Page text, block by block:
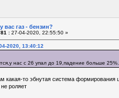
вас газ - бензин?
: 27-04-2020, 22:55:50 »
2020, 13:40:12
нас с 26 упал до 19,падение больше
какая-то эбнутая система формирования
роляет